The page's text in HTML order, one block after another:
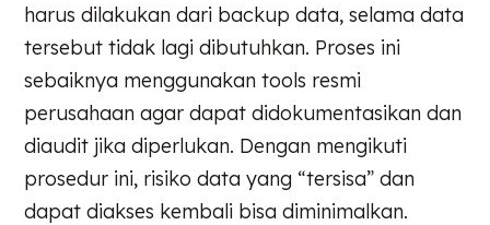
harus dilakukan dari backup data, selama data
tersebut tidak lagi dibutuhkan. Proses ini
sebaiknya menggunakan tools resmi
perusahaan agar dapat didokumentasikan dan
diaudit jika diperlukan. Dengan mengikuti
prosedur ini, risiko data yang “tersisa” dan
dapat diakses kembali bisa diminimalkan.